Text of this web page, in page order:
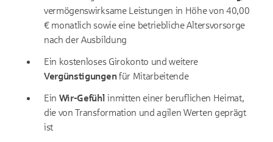
vermögenswirksame Leistungen in Höhe von 40,00
€ monatlich sowie eine betriebliche Altersvorsorge
nach der Ausbildung
Ein kostenloses Girokonto und weitere
Vergünstigungenfür Mitarbeitende
Ein Wir-Gefühl inmitten einer beruflichen Heimat,
die von Transformation und agilen Werten geprägt
ist